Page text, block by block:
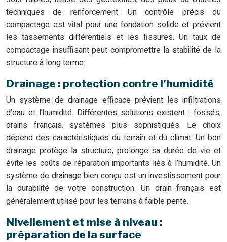
techniques de renforcement. Un contrôle précis du
compactage est vital pour une fondation solide et prévient
les tassements différentiels et les fissures. Un taux de
compactage insuffisant peut compromettre la stabilité de la
structure à long terme.
Drainage : protection contre l’humidité
Un système de drainage efficace prévient les infiltrations
d’eau et l’humidité. Différentes solutions existent : fossés,
drains français, systèmes plus sophistiqués. Le choix
dépend des caractéristiques du terrain et du climat. Un bon
drainage protège la structure, prolonge sa durée de vie et
évite les coûts de réparation importants liés à l’humidité. Un
système de drainage bien conçu est un investissement pour
la durabilité de votre construction. Un drain français est
généralement utilisé pour les terrains à faible pente.
Nivellement et mise à niveau :
préparation de la surface